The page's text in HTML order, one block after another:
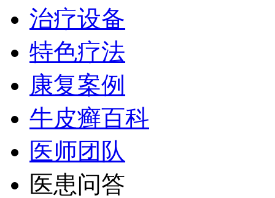
治疗设备
特色疗法
康复案例
牛皮癣百科
医师团队
医患问答